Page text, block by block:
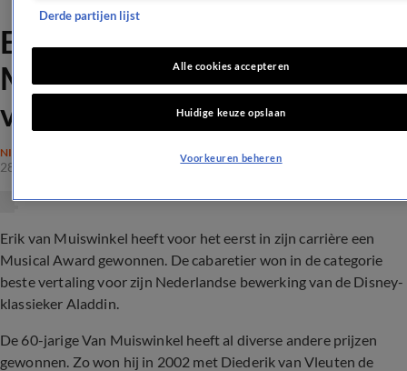
Erik van Muiswinkel wint
Musical Award met Aladdin-
vertaling
NIEUWS
28 apr 2022, 21:23
Erik van Muiswinkel heeft voor het eerst in zijn carrière een
Musical Award gewonnen. De cabaretier won in de categorie
beste vertaling voor zijn Nederlandse bewerking van de Disney-
klassieker Aladdin.
De 60-jarige Van Muiswinkel heeft al diverse andere prijzen
gewonnen. Zo won hij in 2002 met Diederik van Vleuten de
Derde partijen lijst
Alle cookies accepteren
Huidige keuze opslaan
Voorkeuren beheren